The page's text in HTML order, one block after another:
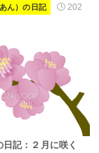
ん）の日記
202
記：２月に咲く